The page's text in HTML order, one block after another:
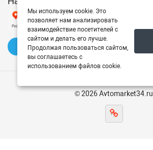
✍️ Оставить отзыв
© 2026 Avtomarket34.ru
Мы используем cookie. Это
позволяет нам анализировать
взаимодействие посетителей с
сайтом и делать его лучше.
Продолжая пользоваться сайтом,
вы соглашаетесь с
использованием файлов cookie.